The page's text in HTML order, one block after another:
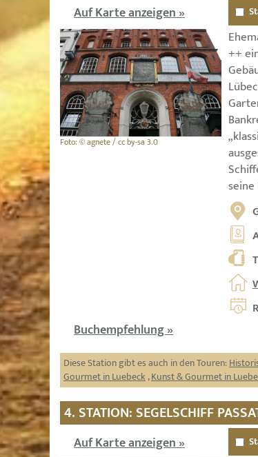
Auf Karte anzeigen »
Foto: © agnete / cc by-sa 3.0
++
seine
Buchempfehlung »
Diese Station gibt es auch in den Touren:
Gourmet in Luebeck,Kunst & Gourmet in
4. STATION: SEGELSCHIFF
Auf Karte anzeigen »